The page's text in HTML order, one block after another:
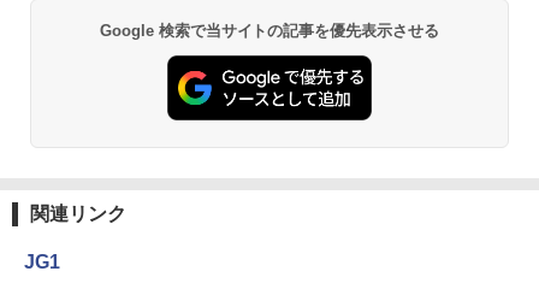
Google 検索で当サイトの記事を優先表示させる
関連リンク
JG1